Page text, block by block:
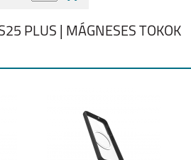
PLUS | MÁGNESES TOKOK